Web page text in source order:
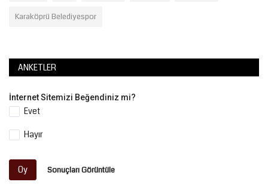
Karaköprü Belediyespor
ANKETLER
İnternet Sitemizi Beğendiniz mi?
Evet
Hayır
Oy Sonuçları Görüntüle